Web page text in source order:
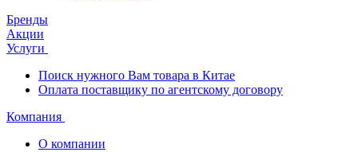
Бренды
Акции
Услуги
Поиск нужного Вам товара в Китае
Оплата поставщику по агентскому договору
Компания
О компании